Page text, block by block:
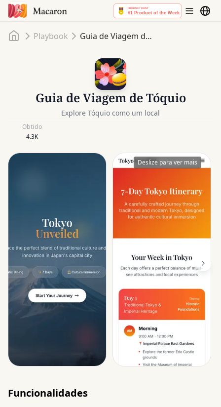
InícioPlaybook Guia de Viagem de Tóquio
Guia de Viagem de Tóquio
Explore Tóquio como um local
Obtido
4.3K
Deslize para ver mais
Funcionalidades